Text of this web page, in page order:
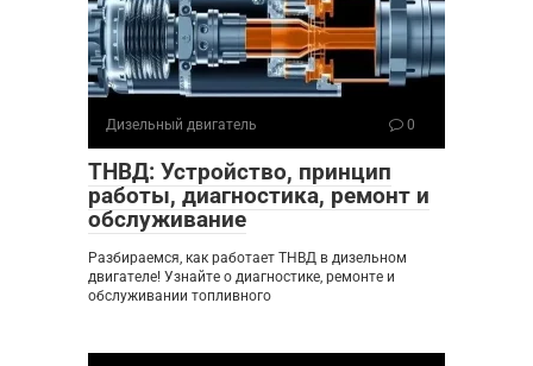
Дизельный двигатель 0
ТНВД: Устройство, принцип
работы, диагностика, ремонт и
обслуживание
Разбираемся, как работает ТНВД в дизельном
двигателе! Узнайте о диагностике, ремонте и
обслуживании топливного